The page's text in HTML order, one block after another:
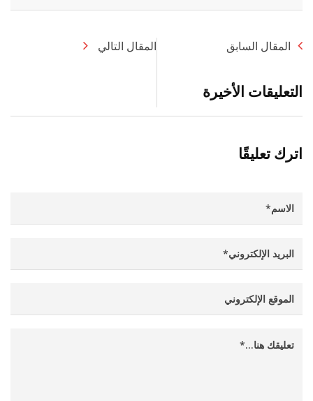
Whatsapp
المقال السابق المقال التالي
التعليقات الأخيرة
اترك تعليقًا